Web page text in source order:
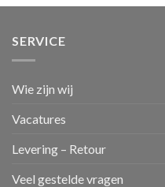
SERVICE
Wie zijn wij
Vacatures
Levering – Retour
Veel gestelde vragen